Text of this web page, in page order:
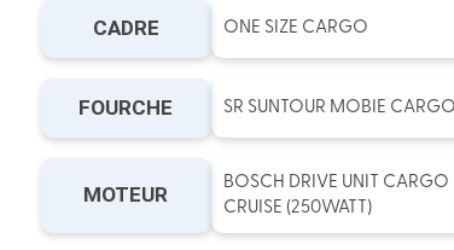
CADRE ONE SIZE CARGO
FOURCHE SR SUNTOUR MOBIE
MOTEUR
BOSCH DRIVE UNIT
CRUISE (250WATT)